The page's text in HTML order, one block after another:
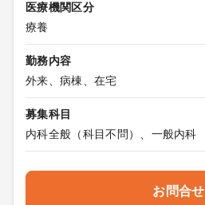
医療機関区分
療養
勤務内容
外来、病棟、在宅
募集科目
内科全般（科目不問）、一般内科
お問合せ